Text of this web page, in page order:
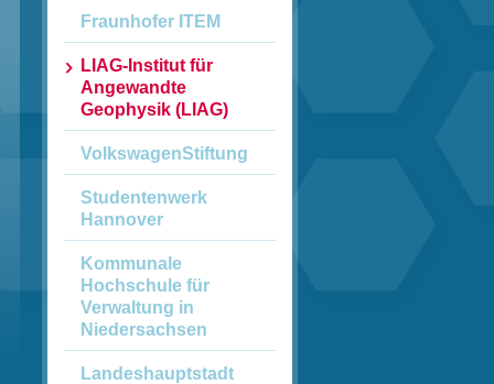
Fraunhofer ITEM
LIAG-Institut für
Angewandte
Geophysik (LIAG)
VolkswagenStiftung
Studentenwerk
Hannover
Kommunale
Hochschule für
Verwaltung in
Niedersachsen
Landeshauptstadt